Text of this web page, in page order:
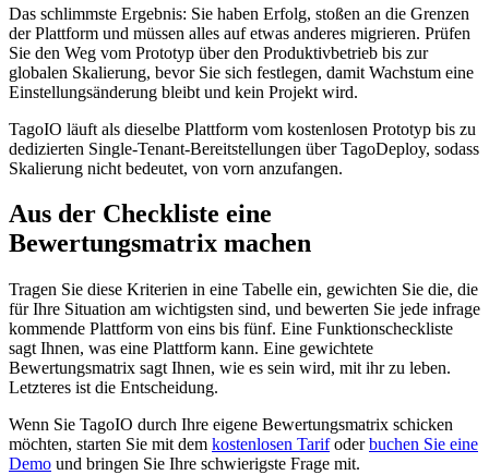
Das schlimmste Ergebnis: Sie haben Erfolg, stoßen an die Grenzen
der Plattform und müssen alles auf etwas anderes migrieren. Prüfen
Sie den Weg vom Prototyp über den Produktivbetrieb bis zur
globalen Skalierung, bevor Sie sich festlegen, damit Wachstum eine
Einstellungsänderung bleibt und kein Projekt wird.
TagoIO läuft als dieselbe Plattform vom kostenlosen Prototyp bis zu
dedizierten Single-Tenant-Bereitstellungen über TagoDeploy, sodass
Skalierung nicht bedeutet, von vorn anzufangen.
Aus der Checkliste eine
Bewertungsmatrix machen
Tragen Sie diese Kriterien in eine Tabelle ein, gewichten Sie die, die
für Ihre Situation am wichtigsten sind, und bewerten Sie jede infrage
kommende Plattform von eins bis fünf. Eine Funktionscheckliste
sagt Ihnen, was eine Plattform kann. Eine gewichtete
Bewertungsmatrix sagt Ihnen, wie es sein wird, mit ihr zu leben.
Letzteres ist die Entscheidung.
Wenn Sie TagoIO durch Ihre eigene Bewertungsmatrix schicken
möchten, starten Sie mit dem kostenlosen Tarifoderbuchen Sie eine
Demo und bringen Sie Ihre schwierigste Frage mit.